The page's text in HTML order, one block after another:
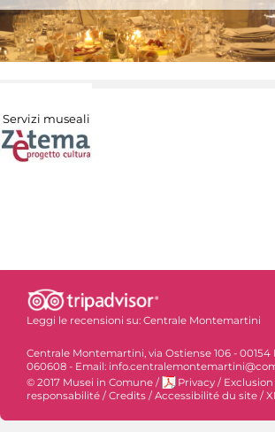
Servizi museali
Leggi le recensioni su: Centrale Montemartini
Centrale Montemartini, via Ostiense 106 - 00154
060608 - Email:
© 2017 Musei in Comune / Privacy / Exclusion
responsabilité / Credits / Accessibilité du site /